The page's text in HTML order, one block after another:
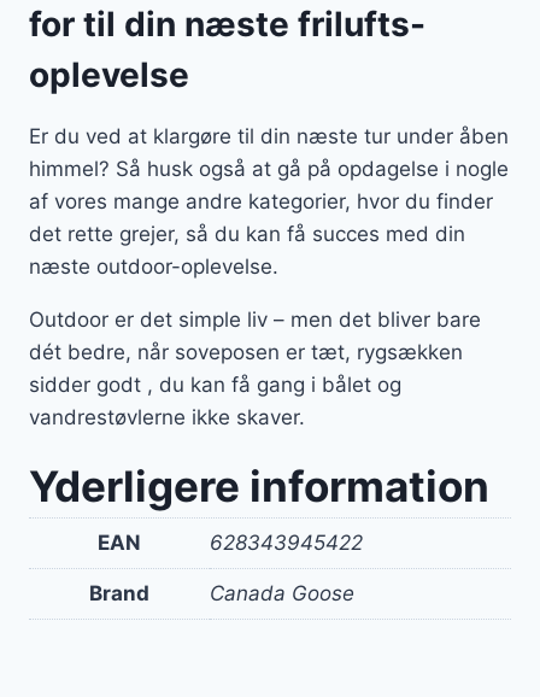
for til din næste frilufts-
oplevelse
Er du ved at klargøre til din næste tur under åben
himmel? Så husk også at gå på opdagelse i nogle
af vores mange andre kategorier, hvor du finder
det rette grejer, så du kan få succes med din
næste outdoor-oplevelse.
Outdoor er det simple liv – men det bliver bare
dét bedre, når soveposen er tæt, rygsækken
sidder godt , du kan få gang i bålet og
vandrestøvlerne ikke skaver.
Yderligere information
EAN 628343945422
Brand Canada Goose